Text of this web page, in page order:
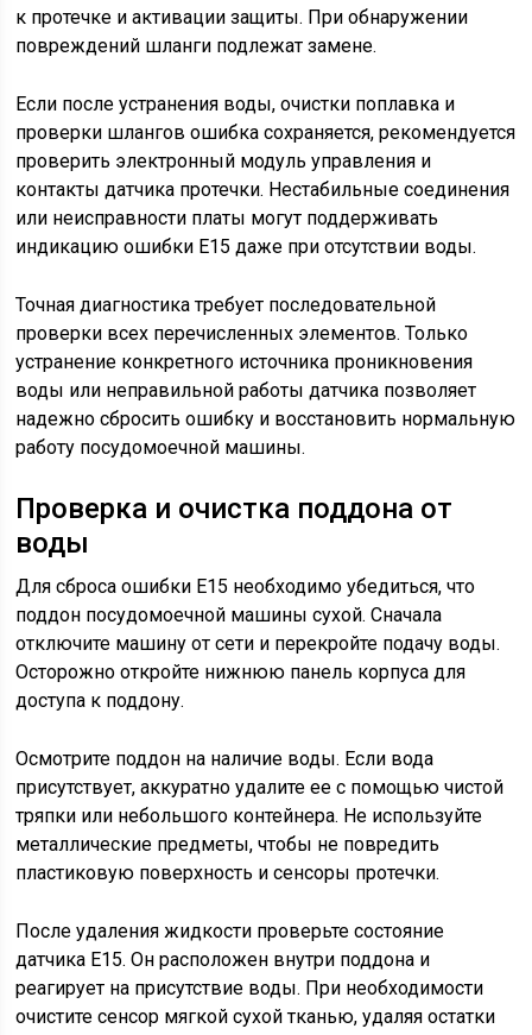
к протечке и активации защиты. При обнаружении
повреждений шланги подлежат замене.
Если после устранения воды, очистки поплавка и
проверки шлангов ошибка сохраняется, рекомендуется
проверить электронный модуль управления и
контакты датчика протечки. Нестабильные соединения
или неисправности платы могут поддерживать
индикацию ошибки E15 даже при отсутствии воды.
Точная диагностика требует последовательной
проверки всех перечисленных элементов. Только
устранение конкретного источника проникновения
воды или неправильной работы датчика позволяет
надежно сбросить ошибку и восстановить нормальную
работу посудомоечной машины.
Проверка и очистка поддона от
воды
Для сброса ошибки E15 необходимо убедиться, что
поддон посудомоечной машины сухой. Сначала
отключите машину от сети и перекройте подачу воды.
Осторожно откройте нижнюю панель корпуса для
доступа к поддону.
Осмотрите поддон на наличие воды. Если вода
присутствует, аккуратно удалите ее с помощью чистой
тряпки или небольшого контейнера. Не используйте
металлические предметы, чтобы не повредить
пластиковую поверхность и сенсоры протечки.
После удаления жидкости проверьте состояние
датчика E15. Он расположен внутри поддона и
реагирует на присутствие воды. При необходимости
очистите сенсор мягкой сухой тканью, удаляя остатки